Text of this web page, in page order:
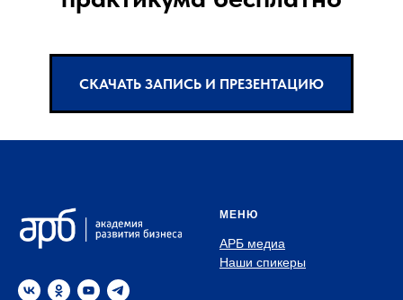
СКАЧАТЬ ЗАПИСЬ И ПРЕЗЕНТАЦИЮ
МЕНЮ
АРБ медиа
Наши спикеры